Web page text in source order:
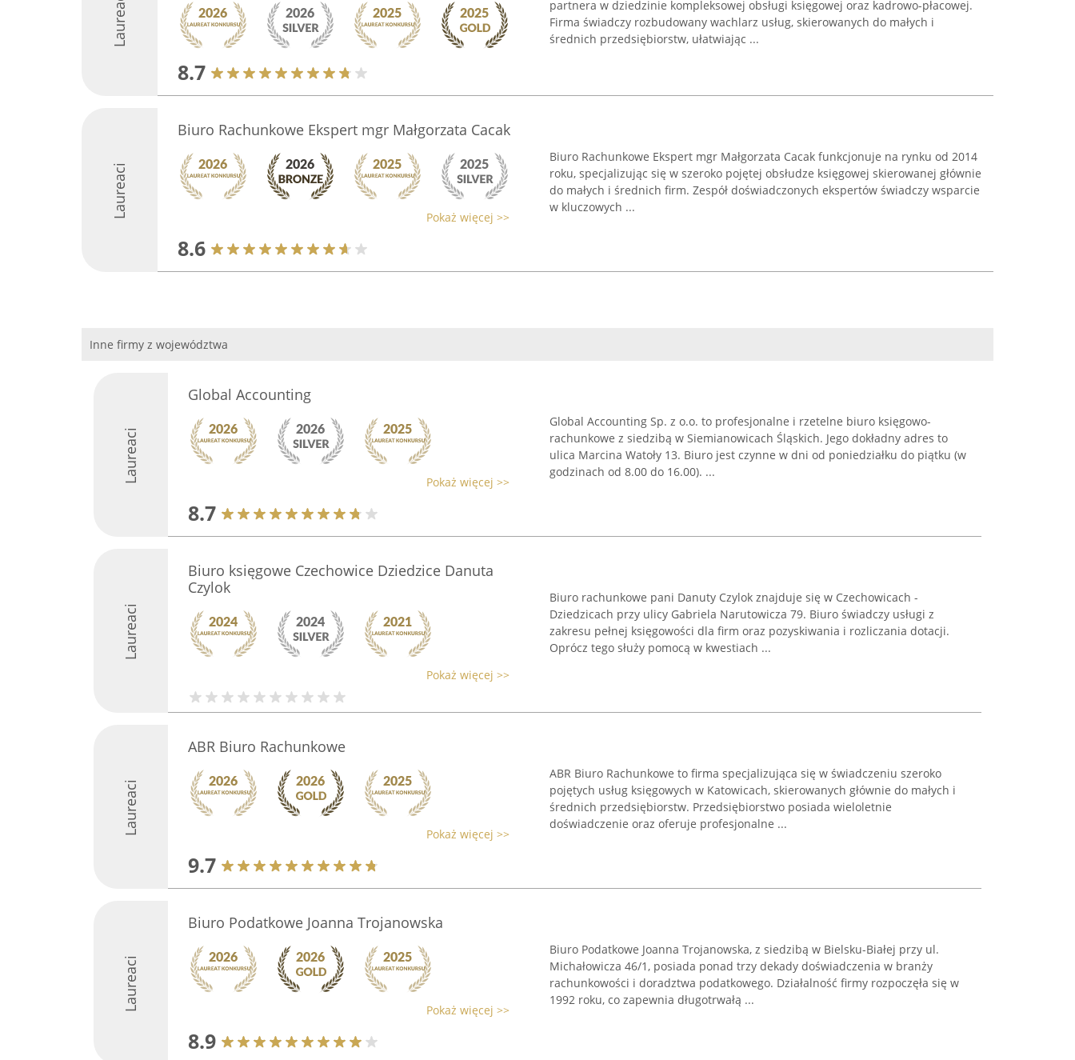
Laureaci
8.7
partnera w dziedzinie kompleksowej obsługi księgowej oraz kadrowo-płacowej.
Firma świadczy rozbudowany wachlarz usług, skierowanych do małych i
średnich przedsiębiorstw, ułatwiając ...
Laureaci
Biuro Rachunkowe Ekspert mgr Małgorzata Cacak
Pokaż więcej >>
8.6
Biuro Rachunkowe Ekspert mgr Małgorzata Cacak funkcjonuje na rynku od 2014
roku, specjalizując się w szeroko pojętej obsłudze księgowej skierowanej głównie
do małych i średnich firm. Zespół doświadczonych ekspertów świadczy wsparcie
w kluczowych ...
Inne firmy z województwa
Laureaci
Global Accounting
Pokaż więcej >>
8.7
Global Accounting Sp. z o.o. to profesjonalne i rzetelne biuro księgowo-
rachunkowe z siedzibą w Siemianowicach Śląskich. Jego dokładny adres to
ulica Marcina Watoły 13. Biuro jest czynne w dni od poniedziałku do piątku (w
godzinach od 8.00 do 16.00). ...
Laureaci
Biuro księgowe Czechowice Dziedzice Danuta
Czylok
Pokaż więcej >>
Biuro rachunkowe pani Danuty Czylok znajduje się w Czechowicach -
Dziedzicach przy ulicy Gabriela Narutowicza 79. Biuro świadczy usługi z
zakresu pełnej księgowości dla firm oraz pozyskiwania i rozliczania dotacji.
Oprócz tego służy pomocą w kwestiach ...
Laureaci
ABR Biuro Rachunkowe
Pokaż więcej >>
9.7
ABR Biuro Rachunkowe to firma specjalizująca się w świadczeniu szeroko
pojętych usług księgowych w Katowicach, skierowanych głównie do małych i
średnich przedsiębiorstw. Przedsiębiorstwo posiada wieloletnie
doświadczenie oraz oferuje profesjonalne ...
Laureaci
Biuro Podatkowe Joanna Trojanowska
Pokaż więcej >>
8.9
Biuro Podatkowe Joanna Trojanowska, z siedzibą w Bielsku-Białej przy ul.
Michałowicza 46/1, posiada ponad trzy dekady doświadczenia w branży
rachunkowości i doradztwa podatkowego. Działalność firmy rozpoczęła się w
1992 roku, co zapewnia długotrwałą ...